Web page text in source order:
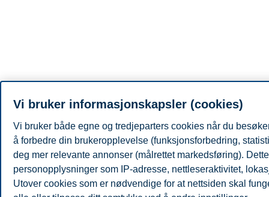
Vi bruker informasjonskapsler (cookies)
Vi bruker både egne og tredjeparters cookies når du
å forbedre din brukeropplevelse (funksjonsforbedring,
deg mer relevante annonser (målrettet markedsføring).
personopplysninger som IP-adresse, nettleseraktivitet,
Utover cookies som er nødvendige for at nettsiden skal